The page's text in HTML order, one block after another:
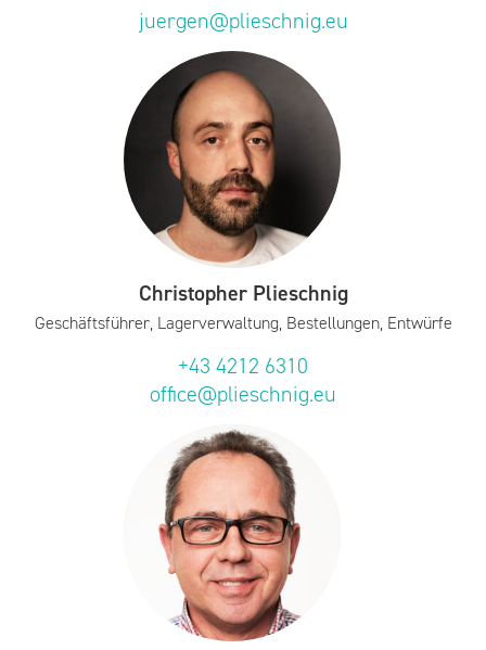
juergen@plieschnig.eu
Christopher Plieschnig
Geschäftsführer, Lagerverwaltung, Bestellungen, Entwürfe
+43 4212 6310
office@plieschnig.eu